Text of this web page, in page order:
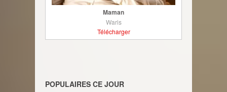
Maman
Waris
Télécharger
POPULAIRES CE JOUR